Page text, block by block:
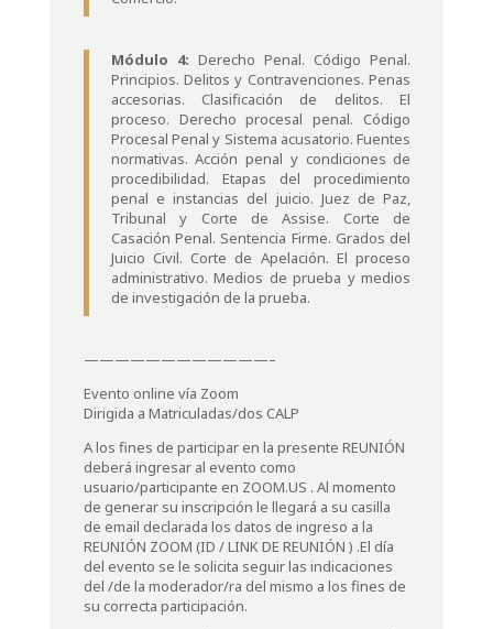
Módulo 4: Derecho Penal. Código Penal.
Principios. Delitos y Contravenciones. Penas
accesorias. Clasificación de delitos. El
proceso. Derecho procesal penal. Código
Procesal Penal y Sistema acusatorio. Fuentes
normativas. Acción penal y condiciones de
procedibilidad. Etapas del procedimiento
penal e instancias del juicio. Juez de Paz,
Tribunal y Corte de Assise. Corte de
Casación Penal. Sentencia Firme. Grados del
Juicio Civil. Corte de Apelación. El proceso
administrativo. Medios de prueba y medios
de investigación de la prueba.
————————————–
Evento online vía Zoom
Dirigida a Matriculadas/dos CALP
A los fines de participar en la presente REUNIÓN
deberá ingresar al evento como
usuario/participante en ZOOM.US . Al momento
de generar su inscripción le llegará a su casilla
de email declarada los datos de ingreso a la
REUNIÓN ZOOM (ID / LINK DE REUNIÓN ) .El día
del evento se le solicita seguir las indicaciones
del /de la moderador/ra del mismo a los fines de
su correcta participación.